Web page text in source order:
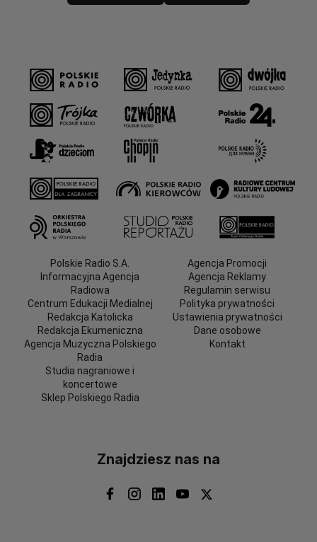
Polskie Radio S.A.
Informacyjna Agencja
Radiowa
Centrum Edukacji Medialnej
Redakcja Katolicka
Redakcja Ekumeniczna
Agencja Muzyczna Polskiego
Radia
Studia nagraniowe i
koncertowe
Sklep Polskiego Radia
Agencja Promocji
Agencja Reklamy
Regulamin serwisu
Polityka prywatności
Ustawienia prywatności
Dane osobowe
Kontakt
Znajdziesz nas na